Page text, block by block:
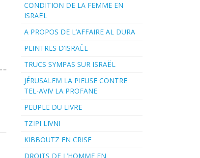
CONDITION DE LA FEMME EN
ISRAËL
A PROPOS DE L’AFFAIRE AL DURA
PEINTRES D’ISRAËL
TRUCS SYMPAS SUR ISRAËL
JÉRUSALEM LA PIEUSE CONTRE
TEL-AVIV LA PROFANE
PEUPLE DU LIVRE
TZIPI LIVNI
KIBBOUTZ EN CRISE
DROITS DE L’HOMME EN